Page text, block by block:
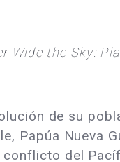
Wide the Sky:
de su
Papúa Nueva
del